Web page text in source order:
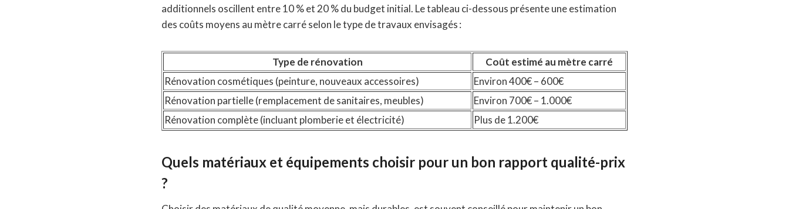
additionnels oscillent entre 10 % et 20 % du budget initial. Le tableau ci-dessous présente une estimation
des coûts moyens au mètre carré selon le type de travaux envisagés :
Type de rénovation
Coût estimé au mètre carré
Rénovation cosmétiques (peinture, nouveaux accessoires)
Environ 400€ – 600€
Rénovation partielle (remplacement de sanitaires, meubles)
Environ 700€ – 1.000€
Rénovation complète (incluant plomberie et électricité)
Plus de 1.200€
Quels matériaux et équipements choisir pour un bon rapport qualité-prix
?